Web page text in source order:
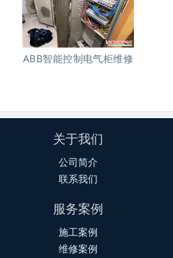
ABB智能控制电气柜维修
关于我们
公司简介
联系我们
服务案例
施工案例
维修案例